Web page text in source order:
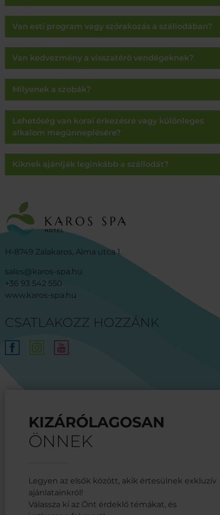
Van esti program vagy szórakozás a szállodában?
Van kedvezmény a visszatérő vendégeknek?
Milyenek a szobák?
Lehetőség van korai érkezésre vagy különleges
alkalom megünneplésére?
Kiknek ajánlják leginkább a szállodát?
H-8749 Zalakaros, Alma utca 1.
sales@karos-spa.hu
+36 93 542 550
www.karos-spa.hu
CSATLAKOZZ HOZZÁNK
KIZÁRÓLAGOSAN
ÖNNEK
Legyen az elsők között, akik értesülnek exkluzív
ajánlatainkról!
Válassza ki az Önt érdeklő témákat, és